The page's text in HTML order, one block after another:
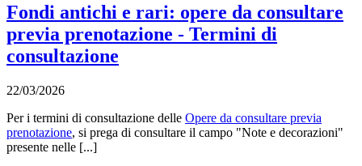
Fondi antichi e rari: opere da consultare
previa prenotazione - Termini di
consultazione
22/03/2026
Per i termini di consultazione delle Opere da consultare previa
prenotazione, si prega di consultare il campo "Note e decorazioni"
presente nelle [...]